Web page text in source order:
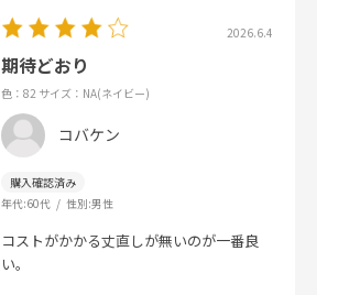
2026.6.4
期待どおり
色：82 サイズ：NA(ネイビー)
コバケン
年代:60代 性別:男性
コストがかかる丈直しが無いのが一番良
い。